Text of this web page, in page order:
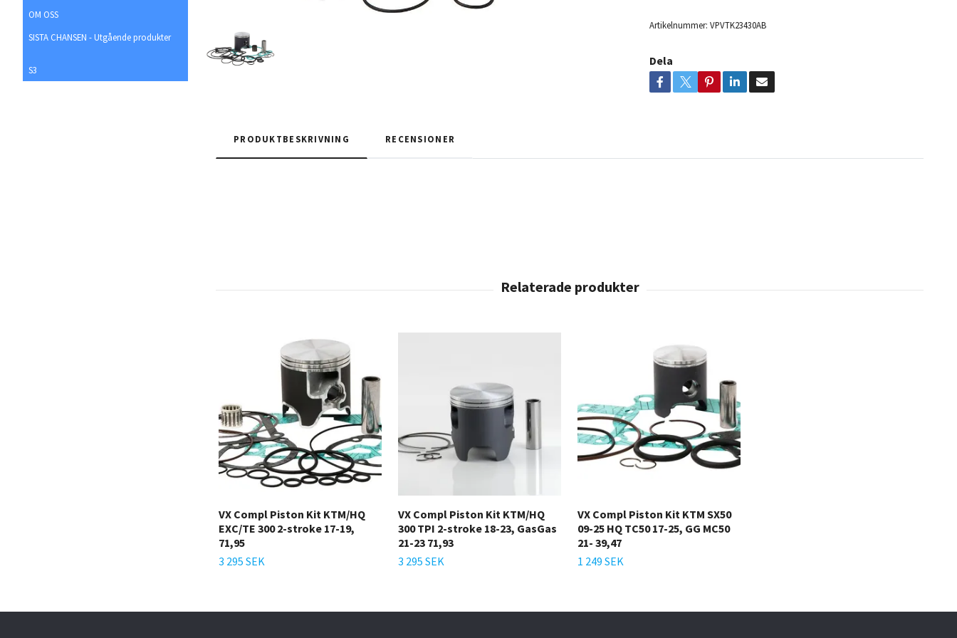
OM OSS
SISTA CHANSEN - Utgående produkter
S3
Artikelnummer: VPVTK23430AB
Dela
PRODUKTBESKRIVNING RECENSIONER
VX Compl Piston Kit KTM/HQ
EXC/TE 300 2-stroke 17-19,
71,95
3 295 SEK
VX Compl Piston Kit KTM/HQ
300 TPI 2-stroke 18-23, GasGas
21-23 71,93
3 295 SEK
VX Compl Piston Kit KTM SX50
09-25 HQ TC50 17-25, GG MC50
21- 39,47
1 249 SEK